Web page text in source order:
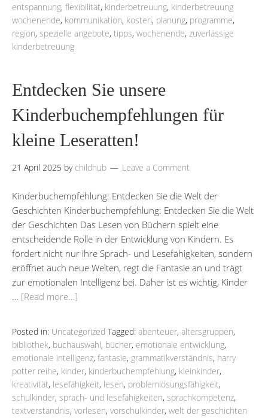
entspannung, flexibilität, kinderbetreuung, kinderbetreuung
wochenende, kommunikation, kosten, planung, programme,
region, spezielle angebote, tipps, wochenende, zuverlässige
kinderbetreuung
Entdecken Sie unsere
Kinderbuchempfehlungen für
kleine Leseratten!
21 April 2025 by childhub Leave a Comment
Kinderbuchempfehlung: Entdecken Sie die Welt der
Geschichten Kinderbuchempfehlung: Entdecken Sie die Welt
der Geschichten Das Lesen von Büchern spielt eine
entscheidende Rolle in der Entwicklung von Kindern. Es
fördert nicht nur ihre Sprach- und Lesefähigkeiten, sondern
eröffnet auch neue Welten, regt die Fantasie an und trägt
zur emotionalen Intelligenz bei. Daher ist es wichtig, Kinder
… [Read more…]
Posted in: Uncategorized Tagged: abenteuer, altersgruppen,
bibliothek, buchauswahl, bücher, emotionale entwicklung,
emotionale intelligenz, fantasie, grammatikverständnis, harry
potter reihe, kinder, kinderbuchempfehlung, kleinkinder,
kreativität, lesefähigkeit, lesen, problemlösungsfähigkeit,
schulkinder, sprach- und lesefähigkeiten, sprachkompetenz,
textverständnis, vorlesen, vorschulkinder, welt der geschichten